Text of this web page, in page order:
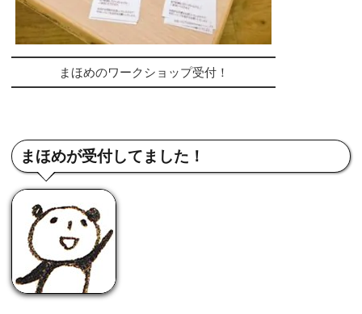
まほめのワークショップ受付！
まほめが受付してました！